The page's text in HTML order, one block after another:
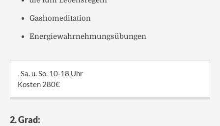
Gashomeditation
Energiewahrnehmungsübungen
.Sa. u. So. 10-18 Uhr
Kosten 280€
2. Grad: